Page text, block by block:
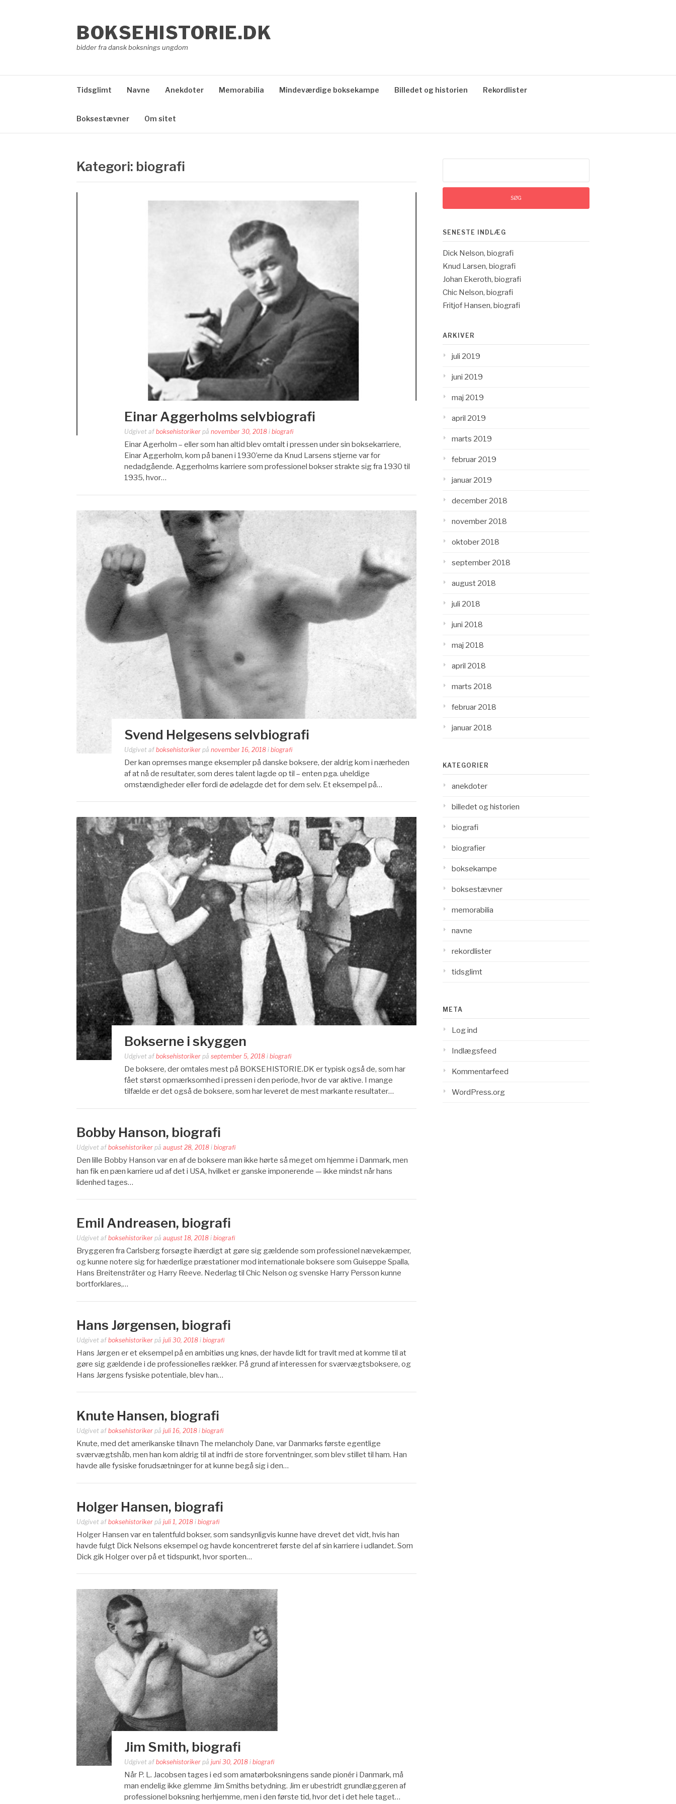
BOKSEHISTORIE.DK
bidder fra dansk boksnings ungdom
Tidsglimt Navne Anekdoter Memorabilia Mindeværdige boksekampe Billedet og historien Rekordlister
Boksestævner Om sitet
Kategori: biografi
Einar Aggerholms selvbiografi
Udgivet af boksehistoriker på november 30, 2018 i biografi
Einar Agerholm – eller som han altid blev omtalt i pressen under sin boksekarriere,
Einar Aggerholm, kom på banen i 1930’erne da Knud Larsens stjerne var for
nedadgående. Aggerholms karriere som professionel bokser strakte sig fra 1930 til
1935, hvor…
Svend Helgesens selvbiografi
Udgivet af boksehistoriker på november 16, 2018 i biografi
Der kan opremses mange eksempler på danske boksere, der aldrig kom i nærheden
af at nå de resultater, som deres talent lagde op til – enten pga. uheldige
omstændigheder eller fordi de ødelagde det for dem selv. Et eksempel på…
Bokserne i skyggen
Udgivet af boksehistoriker på september 5, 2018 i biografi
De boksere, der omtales mest på BOKSEHISTORIE.DK er typisk også de, som har
fået størst opmærksomhed i pressen i den periode, hvor de var aktive. I mange
tilfælde er det også de boksere, som har leveret de mest markante resultater…
Bobby Hanson, biografi
Udgivet af boksehistoriker på august 28, 2018 i biografi
Den lille Bobby Hanson var en af de boksere man ikke hørte så meget om hjemme i Danmark, men
han fik en pæn karriere ud af det i USA, hvilket er ganske imponerende — ikke mindst når hans
lidenhed tages…
Emil Andreasen, biografi
Udgivet af boksehistoriker på august 18, 2018 i biografi
Bryggeren fra Carlsberg forsøgte ihærdigt at gøre sig gældende som professionel nævekæmper,
og kunne notere sig for hæderlige præstationer mod internationale boksere som Guiseppe Spalla,
Hans Breitensträter og Harry Reeve. Nederlag til Chic Nelson og svenske Harry Persson kunne
bortforklares,…
Hans Jørgensen, biografi
Udgivet af boksehistoriker på juli 30, 2018 i biografi
Hans Jørgen er et eksempel på en ambitiøs ung knøs, der havde lidt for travlt med at komme til at
gøre sig gældende i de professionelles rækker. På grund af interessen for sværvægtsboksere, og
Hans Jørgens fysiske potentiale, blev han…
Knute Hansen, biografi
Udgivet af boksehistoriker på juli 16, 2018 i biografi
Knute, med det amerikanske tilnavn The melancholy Dane, var Danmarks første egentlige
sværvægtshåb, men han kom aldrig til at indfri de store forventninger, som blev stillet til ham. Han
havde alle fysiske forudsætninger for at kunne begå sig i den…
Holger Hansen, biografi
Udgivet af boksehistoriker på juli 1, 2018 i biografi
Holger Hansen var en talentfuld bokser, som sandsynligvis kunne have drevet det vidt, hvis han
havde fulgt Dick Nelsons eksempel og havde koncentreret første del af sin karriere i udlandet. Som
Dick gik Holger over på et tidspunkt, hvor sporten…
Jim Smith, biografi
Udgivet af boksehistoriker på juni 30, 2018 i biografi
Når P. L. Jacobsen tages i ed som amatørboksningens sande pionér i Danmark, må
man endelig ikke glemme Jim Smiths betydning. Jim er ubestridt grundlæggeren af
professionel boksning herhjemme, men i den første tid, hvor det i det hele taget…
SENESTE INDLÆG
Dick Nelson, biografi
Knud Larsen, biografi
Johan Ekeroth, biografi
Chic Nelson, biografi
Fritjof Hansen, biografi
ARKIVER
juli 2019
juni 2019
maj 2019
april 2019
marts 2019
februar 2019
januar 2019
december 2018
november 2018
oktober 2018
september 2018
august 2018
juli 2018
juni 2018
maj 2018
april 2018
marts 2018
februar 2018
januar 2018
KATEGORIER
anekdoter
billedet og historien
biografi
biografier
boksekampe
boksestævner
memorabilia
navne
rekordlister
tidsglimt
META
Log ind
Indlægsfeed
Kommentarfeed
WordPress.org